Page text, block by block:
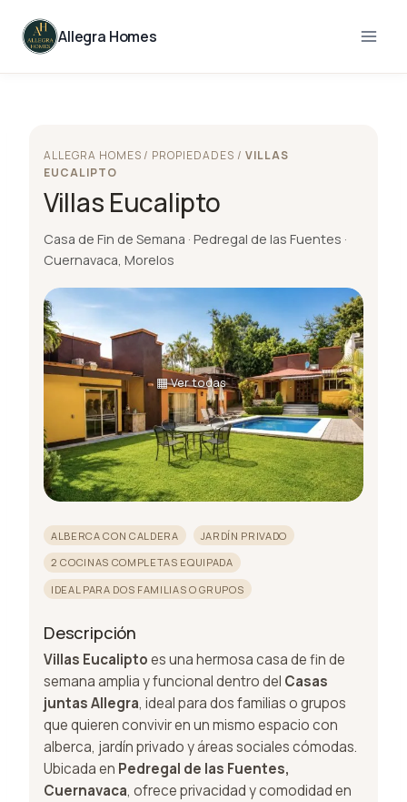
content
Allegra Homes
ALLEGRA HOMES / PROPIEDADES / VILLAS
EUCALIPTO
Villas Eucalipto
Casa de Fin de Semana · Pedregal de las Fuentes ·
Cuernavaca, Morelos
▦Ver todas
ALBERCA CON CALDERA
JARDÍN PRIVADO
2 COCINAS COMPLETAS EQUIPADA
IDEAL PARA DOS FAMILIAS O GRUPOS
Descripción
Villas Eucaliptoes una hermosa casa de fin de
semana amplia y funcional dentro del Casas
juntas Allegra, ideal para dos familias o grupos
que quieren convivir en un mismo espacio con
alberca, jardín privado y áreas sociales cómodas.
Ubicada en Pedregal de las Fuentes,
Cuernavaca, ofrece privacidad y comodidad en